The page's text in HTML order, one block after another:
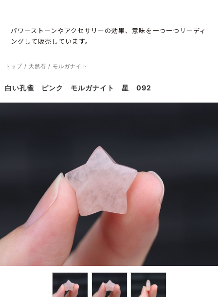
パワーストーンやアクセサリーの効果、意味を一つ一つリーディ
ングして販売しています。
トップ / 天然石 / モルガナイト
白い孔雀 ピンク モルガナイト 星 092